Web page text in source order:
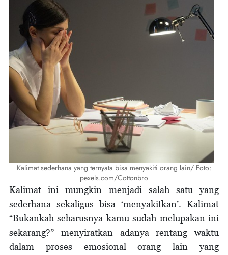
Kalimat sederhana yang ternyata bisa menyakiti orang lain/ Foto:
pexels.com/Cottonbro
Kalimat ini mungkin menjadi salah satu yang
sederhana sekaligus bisa ‘menyakitkan’. Kalimat
“Bukankah seharusnya kamu sudah melupakan ini
sekarang?” menyiratkan adanya rentang waktu
dalam proses emosional orang lain yang